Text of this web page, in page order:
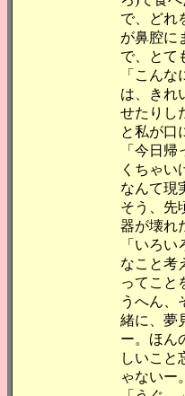
で、どれ
が鼻腔に
で、とて
「こん
は、きれ
せたりし
と私が口
「今日帰
くちゃい
なんて現
そう、先
器が壊れ
「いろ
なこと考
ってこと
うへん、
緒に、夢
ー。ほん
しいこと
ゃないー